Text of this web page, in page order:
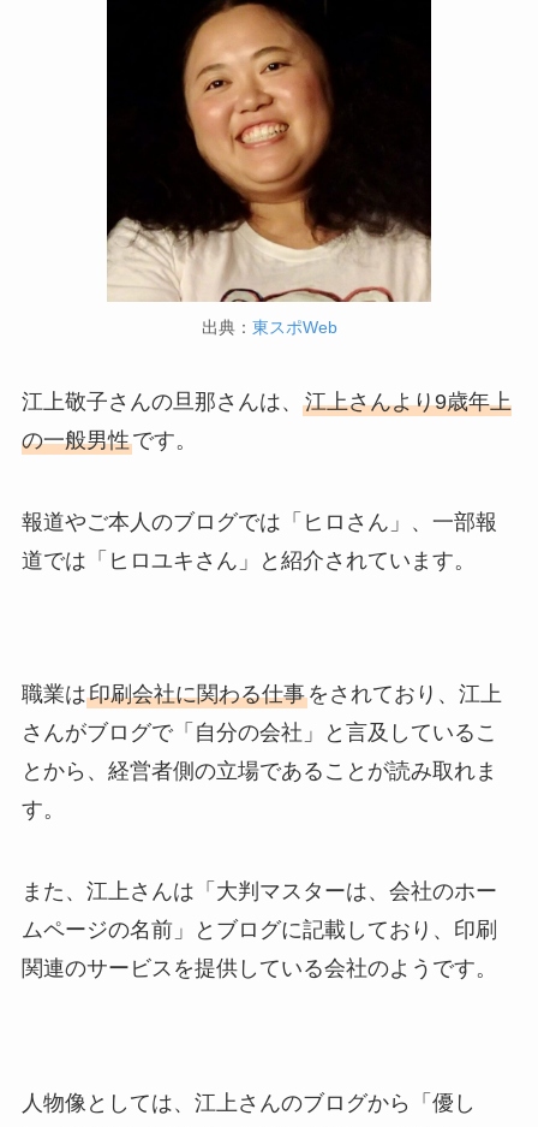
出典： 東スポWeb
江上敬子さんの旦那さんは、 江上さんより9歳年上
の一般男性です。
報道やご本人のブログでは「ヒロさん」、一部報
道では「ヒロユキさん」と紹介されています。
職業は印刷会社に関わる仕事をされており、江上
さんがブログで「自分の会社」と言及しているこ
とから、経営者側の立場であることが読み取れま
す。
また、江上さんは「大判マスターは、会社のホー
ムページの名前」とブログに記載しており、印刷
関連のサービスを提供している会社のようです。
人物像としては、江上さんのブログから「優し